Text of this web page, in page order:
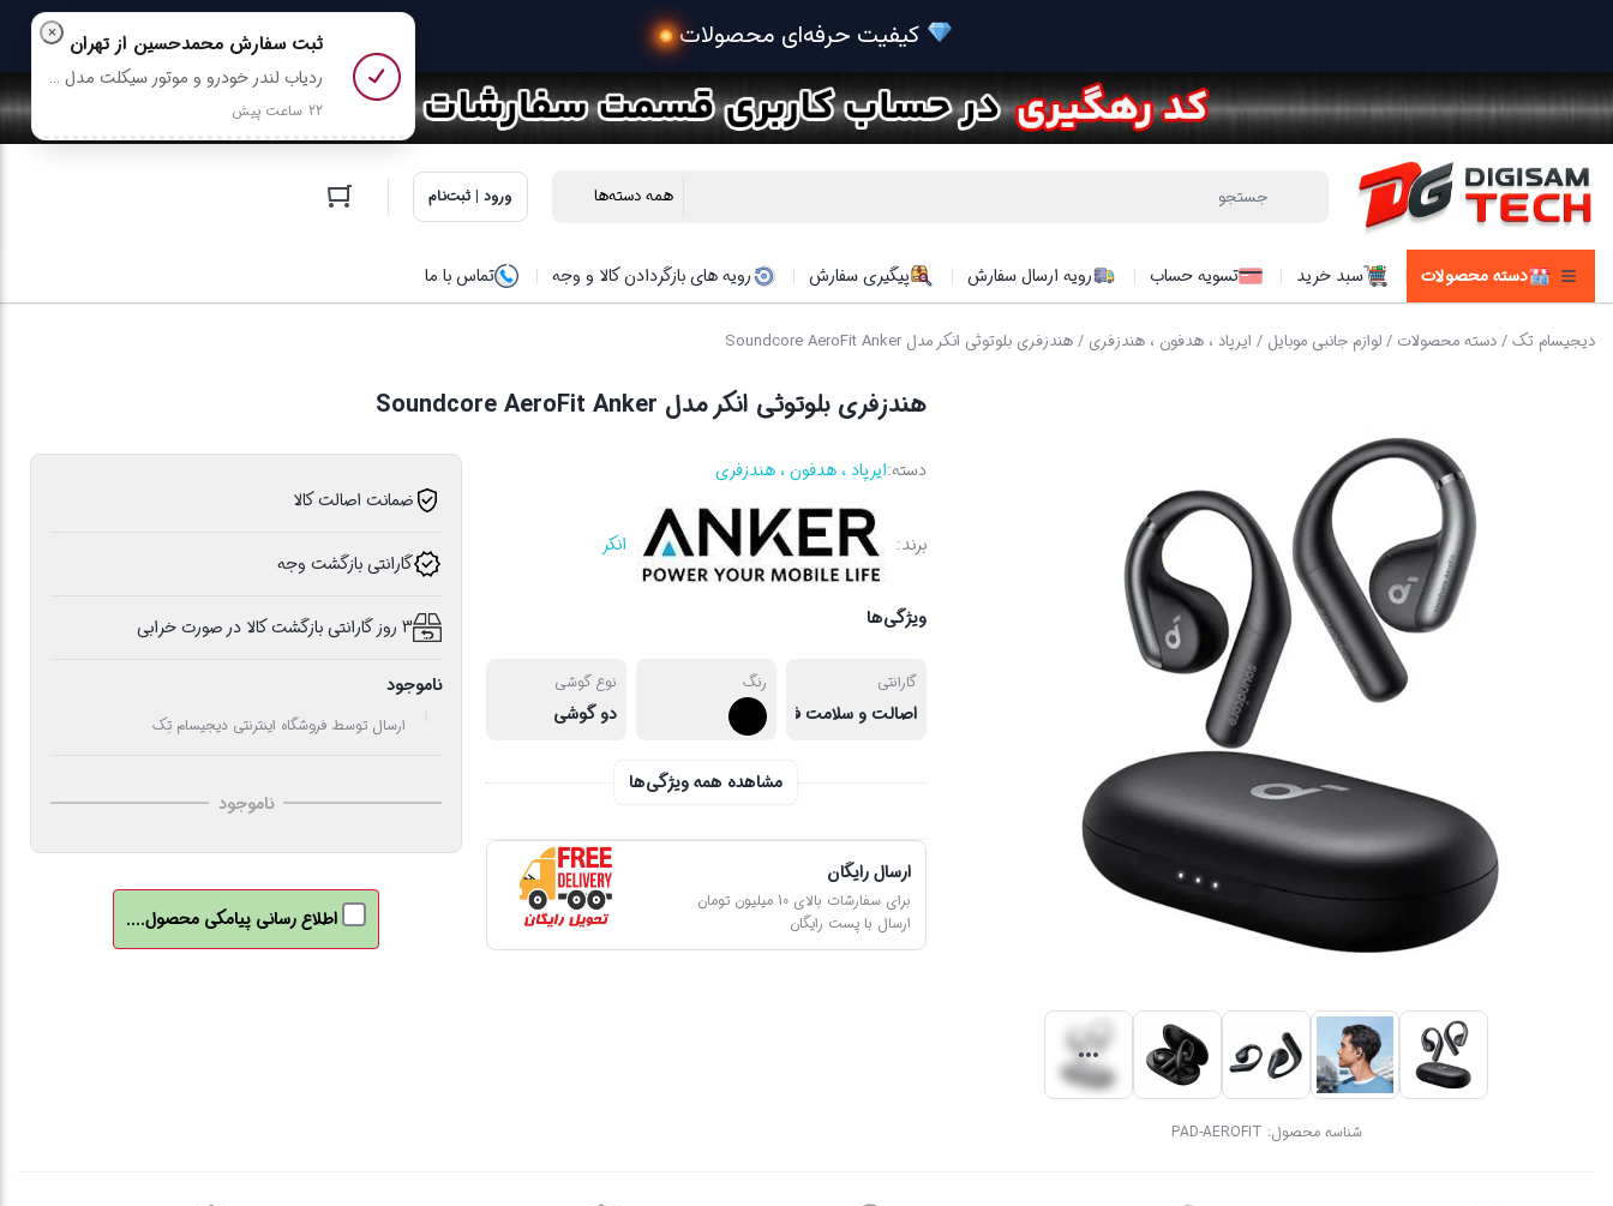
ورود | ثبت‌نام
دسته محصولات سبد خرید تسویه حساب رویه ارسال سفارش پیگیری سفارش رویه های بازگردادن کالا و وجه تماس با ما
دیجیسام تک/دسته محصولات /لوازم جانبی موبایل / ایرپاد ، هدفون ، هندزفری / هندزفری بلوتوثی انکر مدل Soundcore AeroFit Anker
شناسه محصول: PAD-AEROFIT
هندزفری بلوتوثی انکر مدل Soundcore AeroFit Anker
دسته:ایرپاد ، هدفون ، هندزفری
برند: انکر
ویژگی‌ها
گارانتی
اصالت و سلامت فیزیکی کالا
رنگ نوع گوشی
دو گوشی
مشاهده همه ویژگی‌ها
ارسال رایگان
برای سفارشات بالای 10 میلیون تومان
ارسال با پست رایگان
ضمانت اصالت کالا
گارانتی بازگشت وجه
3 روز گارانتی بازگشت کالا در صورت خرابی
ناموجود
ارسال توسط فروشگاه اینترنتی دیجیسام تِک
ناموجود
اطلاع رسانی پیامکی محصول....